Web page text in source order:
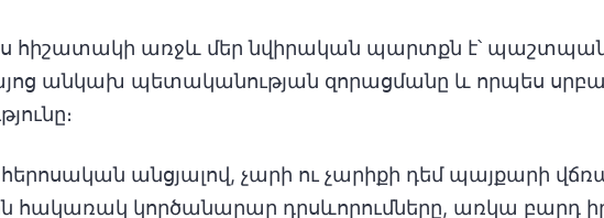
հիշատակի առջև մեր նվիրական պարտքն է՝
անկախ պետականության զորացմանը և որպես
հերոսական անցյալով, չարի ու չարիքի դեմ պայքարի
հակառակ կործանարար դրսևորումները, առկա բարդ